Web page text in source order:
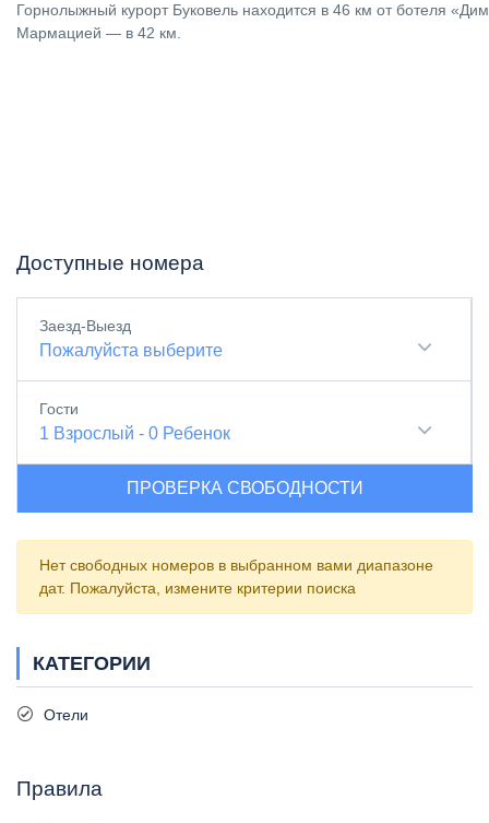
Горнолыжный курорт Буковель находится в 46 км от ботеля
Мармацией — в 42 км.
Доступные номера
Заезд-Выезд
Пожалуйста выберите
Гости
1 Взрослый - 0 Ребенок
ПРОВЕРКА СВОБОДНОСТИ
Нет свободных номеров в выбранном вами диапазоне
дат. Пожалуйста, измените критерии поиска
КАТЕГОРИИ
Отели
Правила